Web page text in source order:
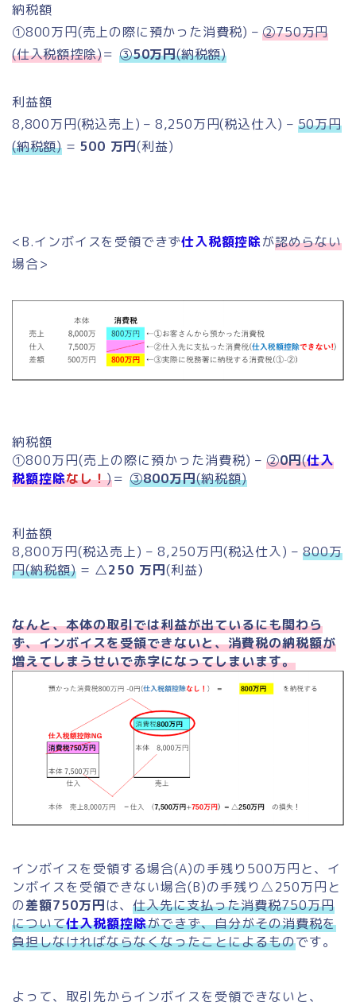
納税額
①800万円(売上の際に預かった消費税) –②750万円
(仕入税額控除)＝③50万円(納税額)
利益額
8,800万円(税込売上) – 8,250万円(税込仕入) – 50万円
(納税額) = 500 万円(利益)
<B.インボイスを受領できず仕入税額控除が認めらない
場合>
納税額
①800万円(売上の際に預かった消費税) – ②0円(仕入
税額控除なし！)＝ ③800万円(納税額)
利益額
8,800万円(税込売上) – 8,250万円(税込仕入) – 800万
円(納税額) = △250 万円(利益)
なんと、本体の取引では利益が出ているにも関わら
ず、インボイスを受領できないと、消費税の納税額が
増えてしまうせいで赤字になってしまいます。
インボイスを受領する場合(A)の手残り500万円と、イ
ンボイスを受領できない場合(B)の手残り△250万円と
の差額750万円は、 仕入先に支払った消費税750万円
について仕入税額控除ができず、自分がその消費税を
負担しなければならなくなったことによるものです。
よって、取引先からインボイスを受領できないと、